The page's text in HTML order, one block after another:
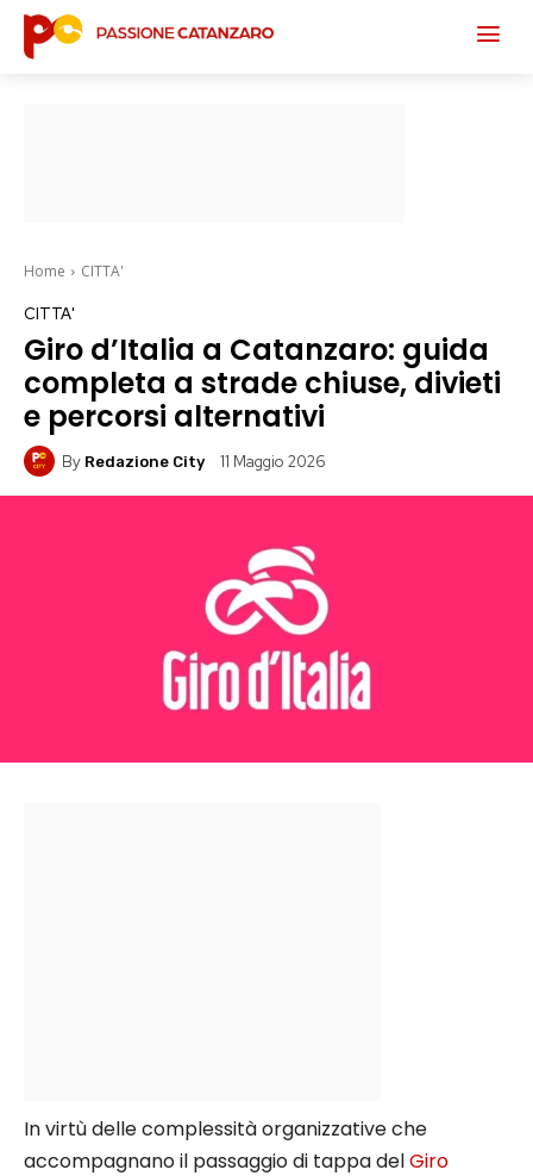
Home CITTA'
CITTA'
Giro d’Italia a Catanzaro: guida
completa a strade chiuse, divieti
e percorsi alternativi
By Redazione City 11 Maggio 2026
In virtù delle complessità organizzative che
accompagnano il passaggio di tappa delGiro